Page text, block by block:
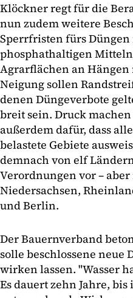
Klöckner regt für die
nun zudem weitere
Sperrfristen fürs
phosphathaltigen
Agrarflächen an
Neigung sollen
denen Düngeverbote
breit sein. Druck
außerdem dafür, dass
belastete Gebiete
demnach von elf
Verordnungen vor –
Niedersachsen,
und Berlin.
Der Bauernverband
solle beschlossene neue
wirken lassen. "Wasser
Es dauert zehn Jahre,